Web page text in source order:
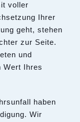
voller
Ihrer
geht, stehen
zur Seite.
und
Wert Ihres
haben
Wir